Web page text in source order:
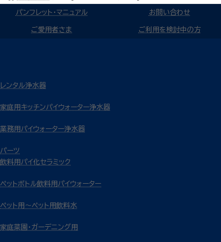
パンフレット・マニュアル お問い合わせ
ご愛用者さま ご利用を検討中の方
レンタル浄水器
家庭用キッチンパイウォーター浄水器
業務用パイウォーター浄水器
パーツ
飲料用パイ化セラミック
ペットボトル飲料用パイウォーター
ペット用～ペット用飲料水
家庭菜園・ガーデニング用